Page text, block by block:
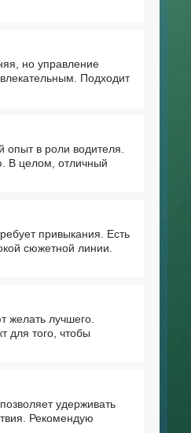
но управление
Подходит
в роли водителя.
В целом, отличный
привыкания. Есть
сюжетной линии.
желать лучшего.
для того, чтобы
удерживать
Рекомендую